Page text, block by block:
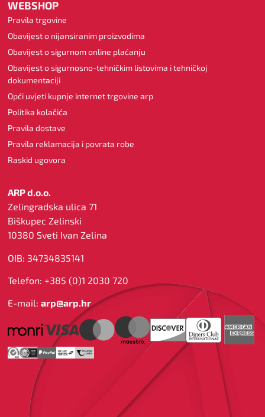
WEBSHOP
Pravila trgovine
Obavijest o nijansiranim proizvodima
Obavijest o sigurnom online plaćanju
Obavijest o sigurnosno-tehničkim listovima i tehničkoj
dokumentaciji
Opći uvjeti kupnje internet trgovine arp
Politika kolačića
Pravila dostave
Pravila reklamacija i povrata robe
Raskid ugovora
ARP d.o.o.
Zelingradska ulica 71
Biškupec Zelinski
10380 Sveti Ivan Zelina
OIB: 34734835141
Telefon: +385 (0)1 2030 720
E-mail: arp@arp.hr